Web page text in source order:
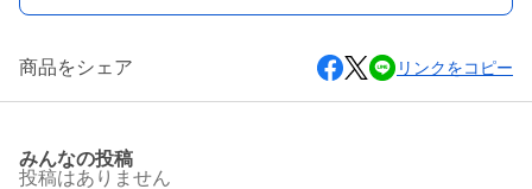
商品をシェア リンクをコピー
みんなの投稿
投稿はありません